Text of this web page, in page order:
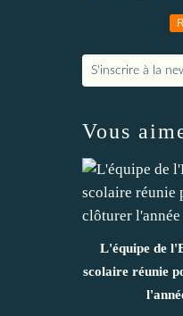
S'inscrire à la
Vous
L'équipe de
scolaire réunie